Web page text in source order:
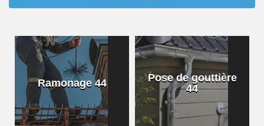
Ramonage 44
Pose de gouttière
44